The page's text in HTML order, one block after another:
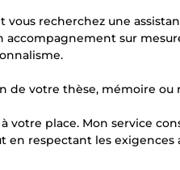
vous recherchez une
accompagnement sur
de votre thèse, mémoire ou
votre place. Mon service
en respectant les exigences